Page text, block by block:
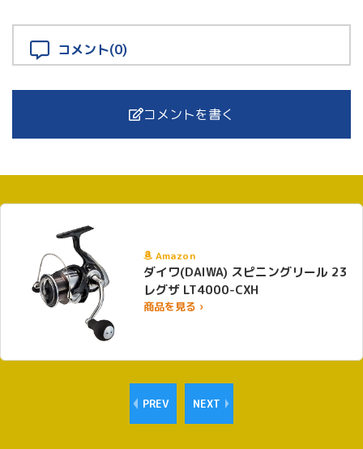
コメント(0)
コメントを書く
Amazon
ダイワ(DAIWA) スピニングリール 23
レグザ LT4000-CXH
商品を見る ›
PREV NEXT